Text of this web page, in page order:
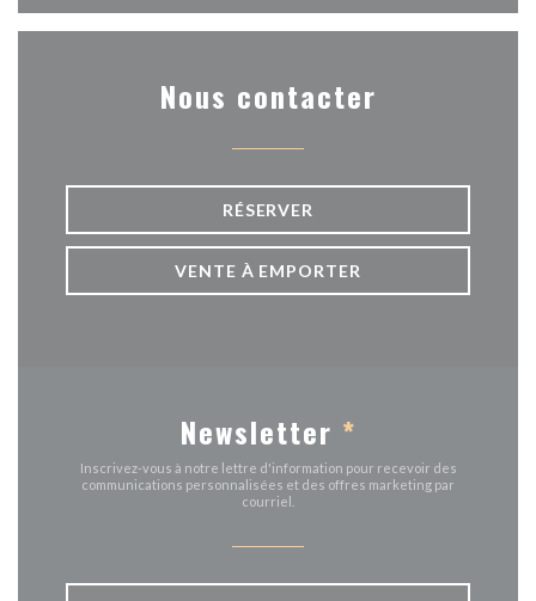
Nous contacter
RÉSERVER
VENTE À EMPORTER
Newsletter *
Inscrivez-vous à notre lettre d'information pour recevoir des
communications personnalisées et des offres marketing par
courriel.